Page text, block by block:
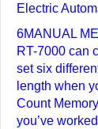
Electric
6MANUAL
RT-7000 can
set six
length when
Count
you’ve